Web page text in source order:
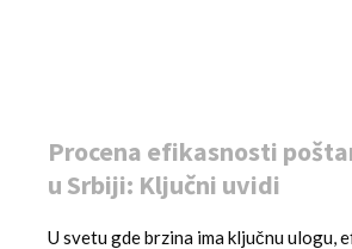
Procena efikasnosti
u Srbiji: Ključni uvidi
U svetu gde brzina ima ključnu ulogu,